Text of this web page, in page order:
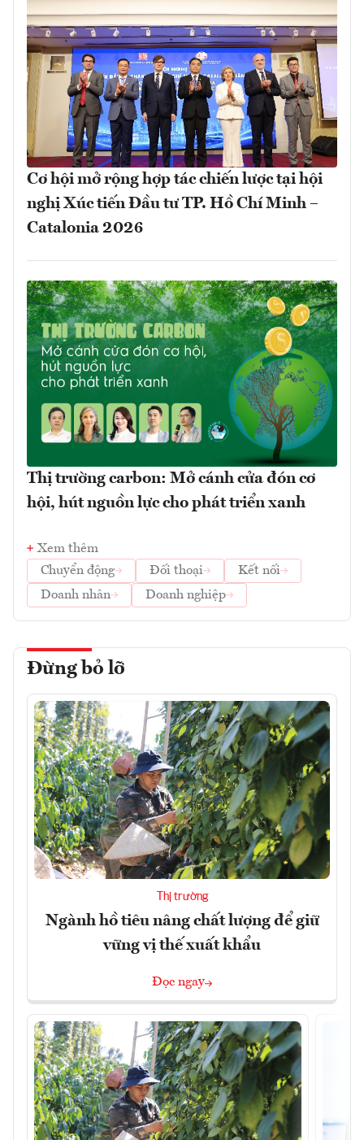
Cơ hội mở rộng hợp tác chiến lược tại hội
nghị Xúc tiến Đầu tư TP. Hồ Chí Minh –
Catalonia 2026
Thị trường carbon: Mở cánh cửa đón cơ
hội, hút nguồn lực cho phát triển xanh
Xem thêm
Chuyển động
Đối thoại
Kết nối
Doanh nhân
Doanh nghiệp
Đừng bỏ lỡ
Thị trường
Ngành hồ tiêu nâng chất lượng để giữ
vững vị thế xuất khẩu
Đọc ngay